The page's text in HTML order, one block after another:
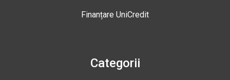
Finanțare UniCredit
Categorii